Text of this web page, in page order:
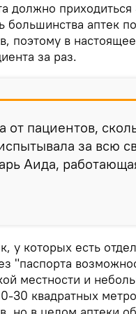
должно
аптек
поэтому в
за раз.
от пациентов,
за всю
Аида,
у которых есть
"паспорта
местности и
30 квадратных